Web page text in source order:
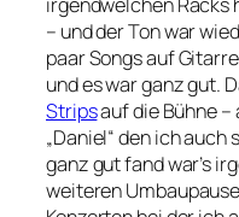
– und der Ton war
paar Songs auf
und es war ganz gut.
Stripsauf die Bühne –
„Daniel“ den ich auch
ganz gut fand war’s
weiteren